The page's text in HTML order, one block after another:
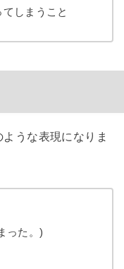
しまうこと
うな表現になりま
った。)